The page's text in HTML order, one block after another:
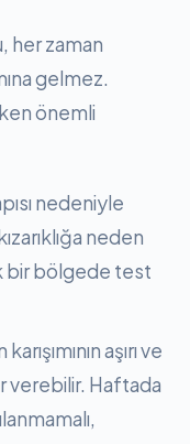
her zaman
gelmez.
önemli
nedeniyle
neden
bir bölgede test
aşırı ve
verebilir. Haftada